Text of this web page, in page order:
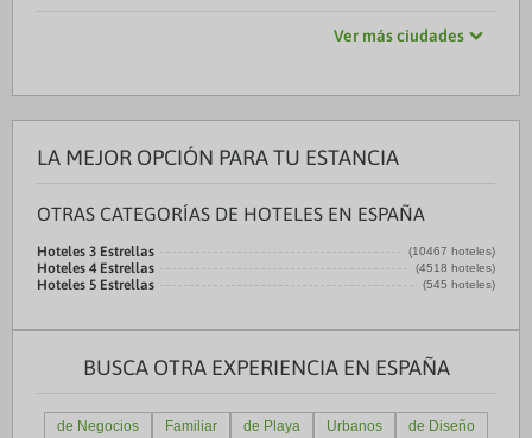
Ver más ciudades
LA MEJOR OPCIÓN PARA TU ESTANCIA
OTRAS CATEGORÍAS DE HOTELES EN ESPAÑA
Hoteles 3 Estrellas (10467 hoteles)
Hoteles 4 Estrellas (4518 hoteles)
Hoteles 5 Estrellas (545 hoteles)
BUSCA OTRA EXPERIENCIA EN ESPAÑA
de Negocios Familiar de Playa Urbanos
de Diseño